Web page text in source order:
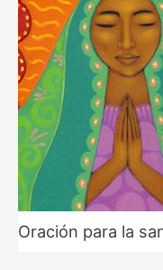
Oración para la